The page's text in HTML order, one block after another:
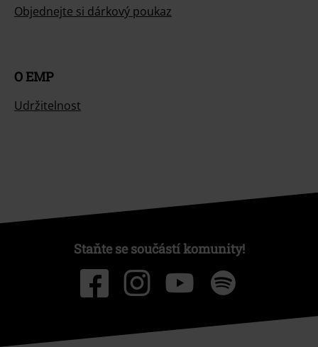
Objednejte si dárkový poukaz
O EMP
Udržitelnost
Staňte se součástí komunity!